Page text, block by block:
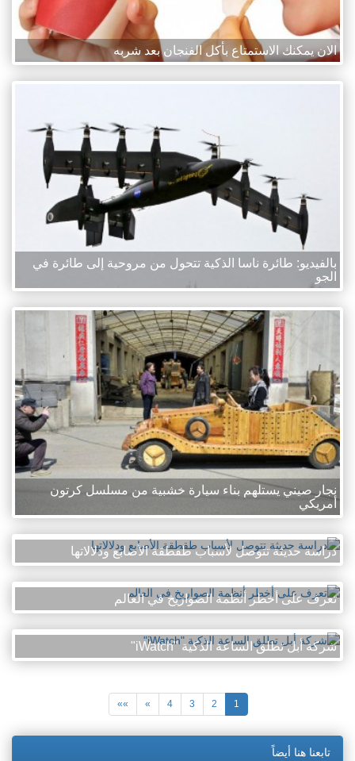
الان يمكنك الاستمتاع بأكل الفنجان بعد شربه
بالفيديو: طائرة ناسا الذكية تتحول من مروحية إلى طائرة في
الجو
نجار صيني يستلهم بناء سيارة خشبية من مسلسل كرتون
أمريكي
دراسة حديثة تتوصل لأسباب طقطقة الأصابع ودلالاتها
تعرف على أخطر أنظمة الصواريخ في العالم
شركة أبل تطلق الساعة الذكية "iWatch"
1
2
3
4
»
»»
تابعنا هنا أيضاً